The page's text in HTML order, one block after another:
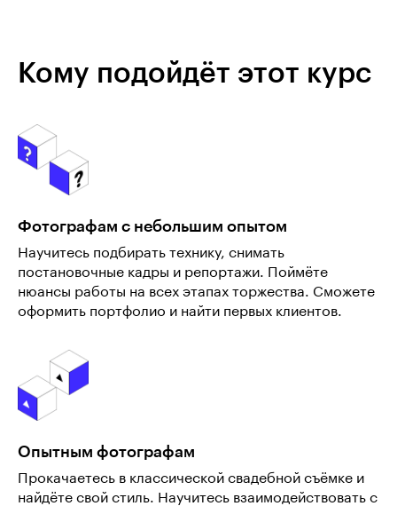
Кому подойдёт этот курс
Фотографам с небольшим опытом
Научитесь подбирать технику, снимать
постановочные кадры и репортажи. Поймёте
нюансы работы на всех этапах торжества. Сможете
оформить портфолио и найти первых клиентов.
Опытным фотографам
Прокачаетесь в классической свадебной съёмке и
найдёте свой стиль. Научитесь взаимодействовать с